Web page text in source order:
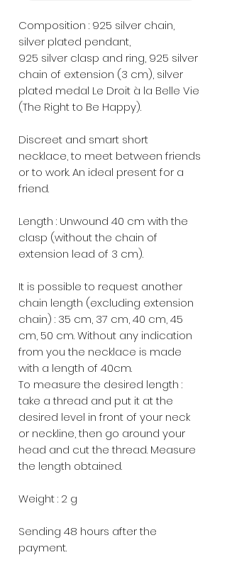
Composition : 925 silver chain,
silver plated pendant,
925 silver clasp and ring, 925 silver
chain of extension (3 cm), silver
plated medal Le Droit à la Belle Vie
(The Right to Be Happy).
Discreet and smart short
necklace, to meet between friends
or to work. An ideal present for a
friend.
Length : Unwound 40 cm with the
clasp (without the chain of
extension lead of 3 cm).
It is possible to request another
chain length (excluding extension
chain) : 35 cm, 37 cm, 40 cm, 45
cm, 50 cm. Without any indication
from you the necklace is made
with a length of 40cm.
To measure the desired length :
take a thread and put it at the
desired level in front of your neck
or neckline, then go around your
head and cut the thread. Measure
the length obtained.
Weight : 2 g
Sending 48 hours after the
payment.